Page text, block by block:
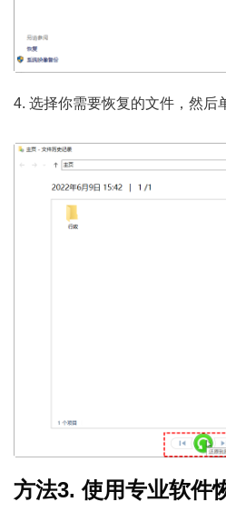
4. 选择你需要恢复的文件，然后
方法3. 使用专业软件